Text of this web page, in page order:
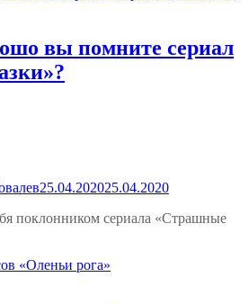
вы помните сериал
25.04.202025.04.2020
поклонником сериала «Страшные